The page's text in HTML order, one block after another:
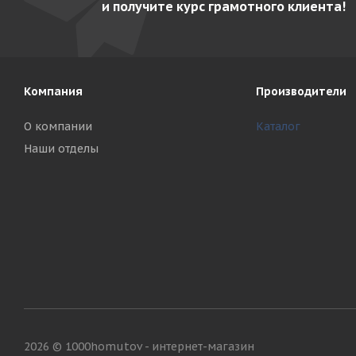
и получите курс грамотного клиента!
Компания
О компании
Наши отделы
Производители
Каталог
2026 © 1000homutov - интернет-магазин